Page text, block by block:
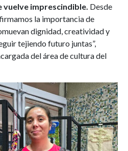
vuelve imprescindible. Desde
la importancia de
dignidad, creatividad y
tejiendo futuro juntas”,
del área de cultura del